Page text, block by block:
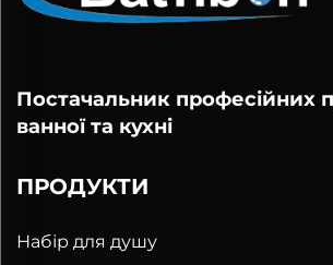
Постачальник професійних
ванної та кухні
ПРОДУКТИ
Набір для душу